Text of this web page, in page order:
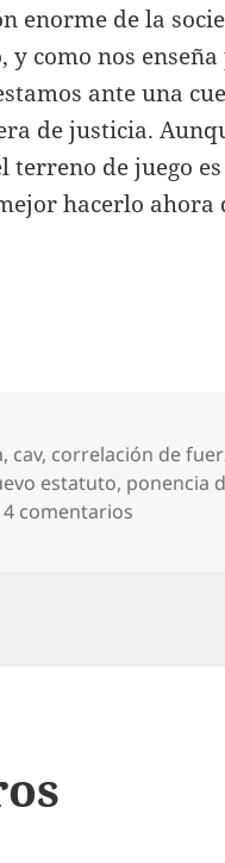
enorme de la
y como nos
ante una
de justicia.
de juego es
hacerlo ahora
, cav, correlación de
estatuto, ponencia
4 comentarios